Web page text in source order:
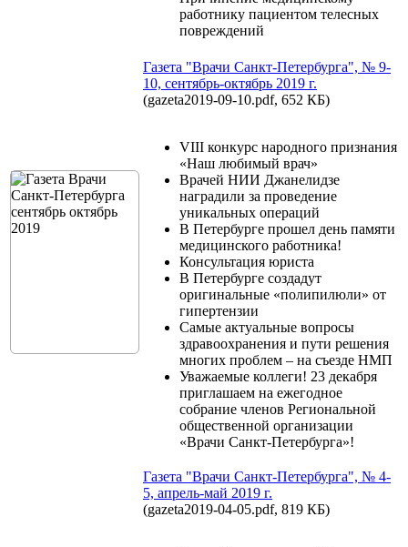
работнику пациентом телесных
повреждений
Газета "Врачи Санкт-Петербурга", № 9-
10, сентябрь-октябрь 2019 г.
(gazeta2019-09-10.pdf, 652 КБ)
VIII конкурс народного признания
«Наш любимый врач»
Врачей НИИ Джанелидзе
наградили за проведение
уникальных операций
В Петербурге прошел день памяти
медицинского работника!
Консультация юриста
В Петербурге создадут
оригинальные «полипилюли» от
гипертензии
Самые актуальные вопросы
здравоохранения и пути решения
многих проблем – на съезде НМП
Уважаемые коллеги! 23 декабря
приглашаем на ежегодное
собрание членов Региональной
общественной организации
«Врачи Санкт-Петербурга»!
Газета "Врачи Санкт-Петербурга", № 4-
5, апрель-май 2019 г.
(gazeta2019-04-05.pdf, 819 КБ)